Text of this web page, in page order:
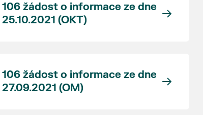
106 žádost o informace ze dne
25.10.2021 (OKT)
106 žádost o informace ze dne
27.09.2021 (OM)